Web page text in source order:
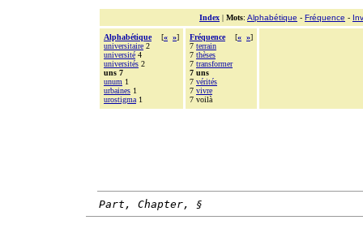
Index | Mots: Alphabétique - Fréquence -
Alphabétique [« »]
universitaire 2
université 4
universités 2
uns 7
unum 1
urbaines 1
urostigma 1
Fréquence [« »]
7 terrain
7 thèses
7 transformer
7 uns
7 vérités
7 vivre
7 voilà
Part, Chapter, §